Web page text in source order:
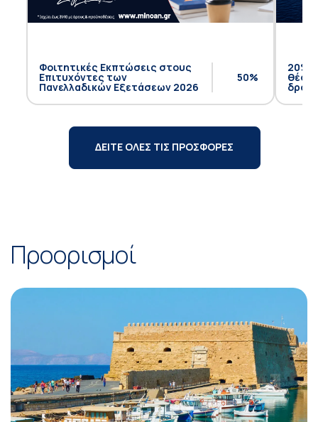
Φοιτητικές Εκπτώσεις στους
Επιτυχόντες των
Πανελλαδικών Εξετάσεων 2026
50%
20%
θέση
ΔΕΙΤΕ ΟΛΕΣ ΤΙΣ ΠΡΟΣΦΟΡΕΣ
Προορισμοί